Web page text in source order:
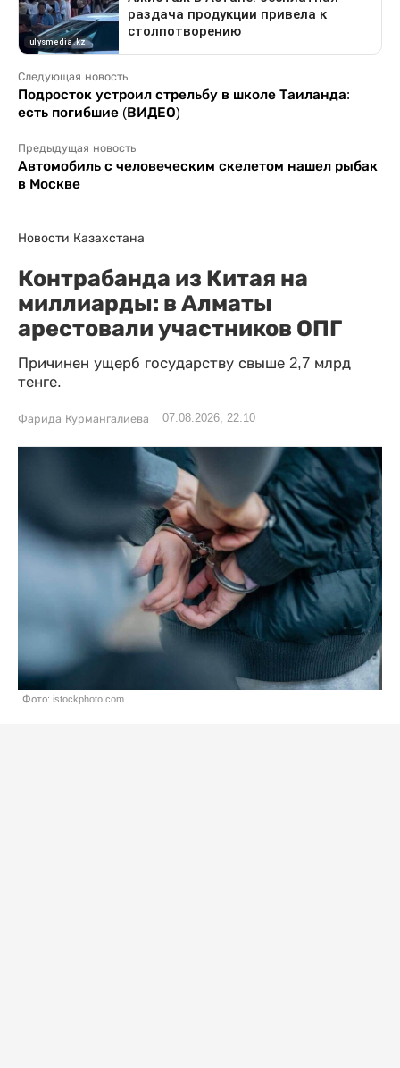
Следующая новость
Подросток устроил стрельбу в школе Таиланда:
есть погибшие (ВИДЕО)
Предыдущая новость
Автомобиль с человеческим скелетом нашел рыбак
в Москве
Новости Казахстана
Контрабанда из Китая на
миллиарды: в Алматы
арестовали участников ОПГ
Причинен ущерб государству свыше 2,7 млрд
тенге.
Фарида Курмангалиева 07.08.2026, 22:10
Фото: istockphoto.com